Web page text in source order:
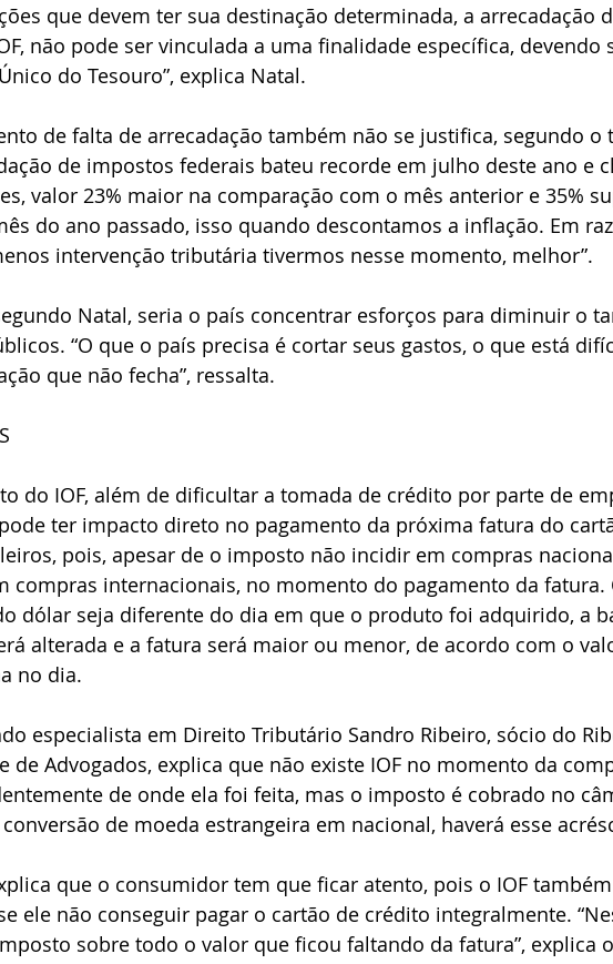
que devem ter sua destinação determinada, a arrecadação
não pode ser vinculada a uma finalidade específica, devendo
do Tesouro”, explica Natal.
de falta de arrecadação também não se justifica, segundo o
de impostos federais bateu recorde em julho deste ano e
valor 23% maior na comparação com o mês anterior e 35%
do ano passado, isso quando descontamos a inflação. Em
intervenção tributária tivermos nesse momento, melhor”.
Natal, seria o país concentrar esforços para diminuir o
“O que o país precisa é cortar seus gastos, o que está
que não fecha”, ressalta.
do IOF, além de dificultar a tomada de crédito por parte de
ter impacto direto no pagamento da próxima fatura do
pois, apesar de o imposto não incidir em compras
compras internacionais, no momento do pagamento da fatura.
dólar seja diferente do dia em que o produto foi adquirido, a
alterada e a fatura será maior ou menor, de acordo com o
no dia.
especialista em Direito Tributário Sandro Ribeiro, sócio do
de Advogados, explica que não existe IOF no momento da
de onde ela foi feita, mas o imposto é cobrado no
de moeda estrangeira em nacional, haverá esse
que o consumidor tem que ficar atento, pois o IOF
ele não conseguir pagar o cartão de crédito integralmente.
sobre todo o valor que ficou faltando da fatura”, explica